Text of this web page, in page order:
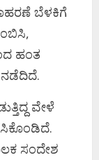
ಬೆಳಕಿಗೆ
ಹಂತ
ವೇಳೆ
ಸಂದೇಶ